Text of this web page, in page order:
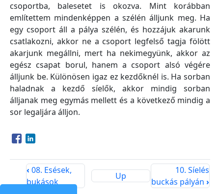
csoportba, balesetet is okozva. Mint korábban
említettem mindenképpen a szélén álljunk meg. Ha
egy csoport áll a pálya szélén, és hozzájuk akarunk
csatlakozni, akkor ne a csoport legfelső tagja fölött
akarjunk megállni, mert ha nekimegyünk, akkor az
egész csapat borul, hanem a csoport alsó végére
álljunk be. Különösen igaz ez kezdőknél is. Ha sorban
haladnak a kezdő síelők, akkor mindig sorban
álljanak meg egymás mellett és a következő mindig a
sor legaljára álljon.
Opens in a new window
Opens in a new window
‹ 08. Esések,
bukások
Up
10. Síelés
buckás pályán›